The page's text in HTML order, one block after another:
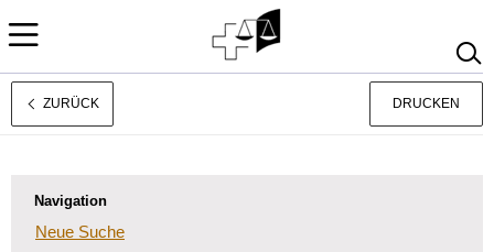
Français
ZURÜCK DRUCKEN
Navigation
Neue Suche